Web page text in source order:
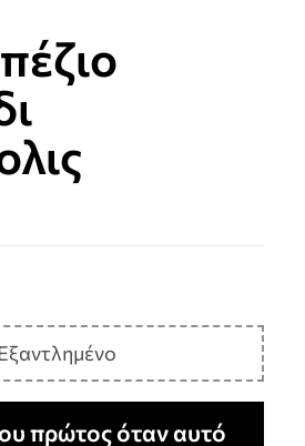
πρώτος όταν αυτό